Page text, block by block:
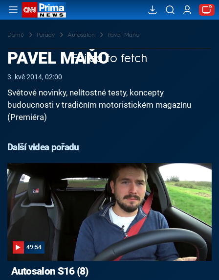
Domů Pořady Autosalon Pavel Maňo
Failed to fetch
PAVEL MAŇO
3. kvě 2014, 02:00
Světové novinky, nelítostné testy, koncepty
budoucnosti v tradičním motoristickém magazínu
(Premiéra)
Další videa pořadu
49:54
Autosalon S16 (8)